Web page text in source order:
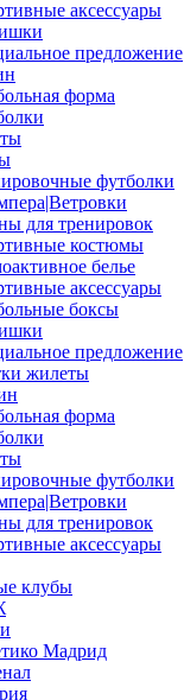
аксессуары
предложение
форма
футболки
для тренировок
костюмы
белье
аксессуары
боксы
предложение
жилеты
форма
футболки
для тренировок
аксессуары
клубы
Мадрид